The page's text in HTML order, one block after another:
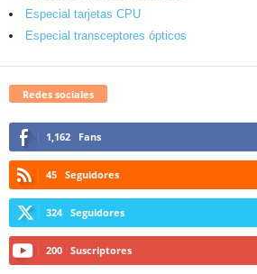
Especial tarjetas CPU
Especial transceptores ópticos
Redes sociales
1,162 Fans
45 Seguidores
324 Seguidores
200 Suscriptores